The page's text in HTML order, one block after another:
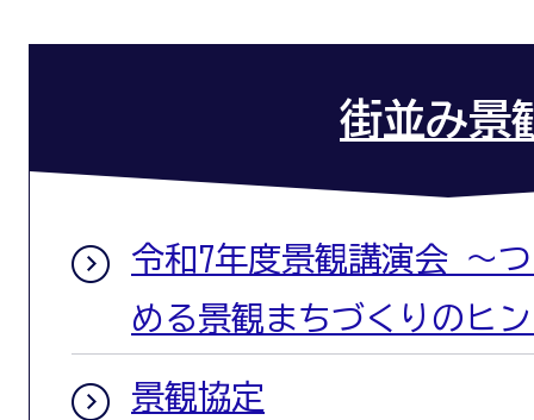
街並み景
令和7年度景観講演会 ～
める景観まちづくりのヒ
景観協定